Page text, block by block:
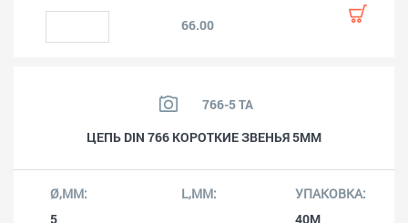
66.00
766-5 TA
ЦЕПЬ DIN 766 КОРОТКИЕ ЗВЕНЬЯ 5ММ
5 40M